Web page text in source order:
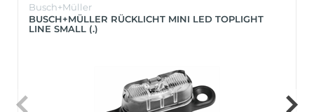
Busch+Müller
BUSCH+MÜLLER RÜCKLICHT MINI LED TOPLIGHT
LINE SMALL (.)